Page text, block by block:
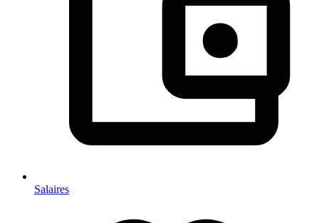
Salaires